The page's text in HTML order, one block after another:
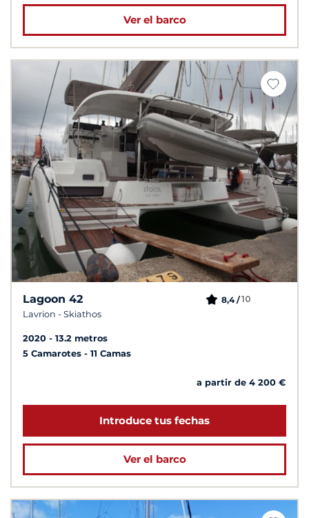
Ver el barco
Lagoon 42
Lavrion - Skiathos
8,4 /10
2020
13.2 metros
5 Camarotes
11 Camas
a partir de 4 200 €
Introduce tus fechas
Ver el barco